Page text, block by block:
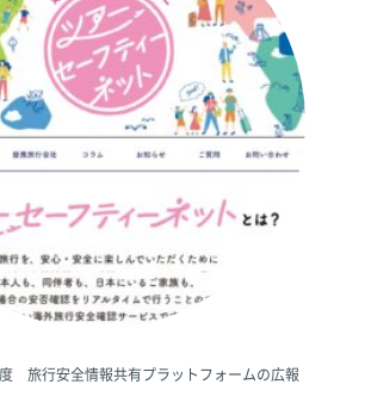
旅行安全情報共有プラットフォームの広報